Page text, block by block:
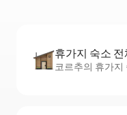
휴가지 숙소 전
코르추의 휴가지